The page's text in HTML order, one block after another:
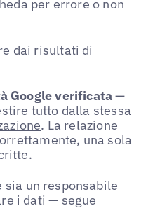
per errore o non
dai risultati di
Google verificata—
tutto dalla stessa
. La relazione
una sola
un responsabile
i dati — segue